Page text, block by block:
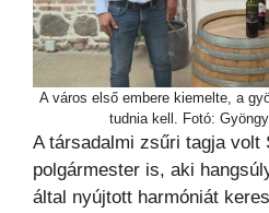
A város első embere kiemelte, a
tudnia kell. Fotó:
A társadalmi zsűri tagja volt
polgármester is, aki
által nyújtott harmóniát